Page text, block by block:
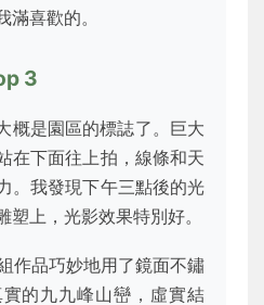
喜歡的。
3
概是園區的標誌了。巨大
在下面往上拍，線條和天
。我發現下午三點後的光
上，光影效果特別好。
作品巧妙地用了鏡面不鏽
的九九峰山巒，虛實結